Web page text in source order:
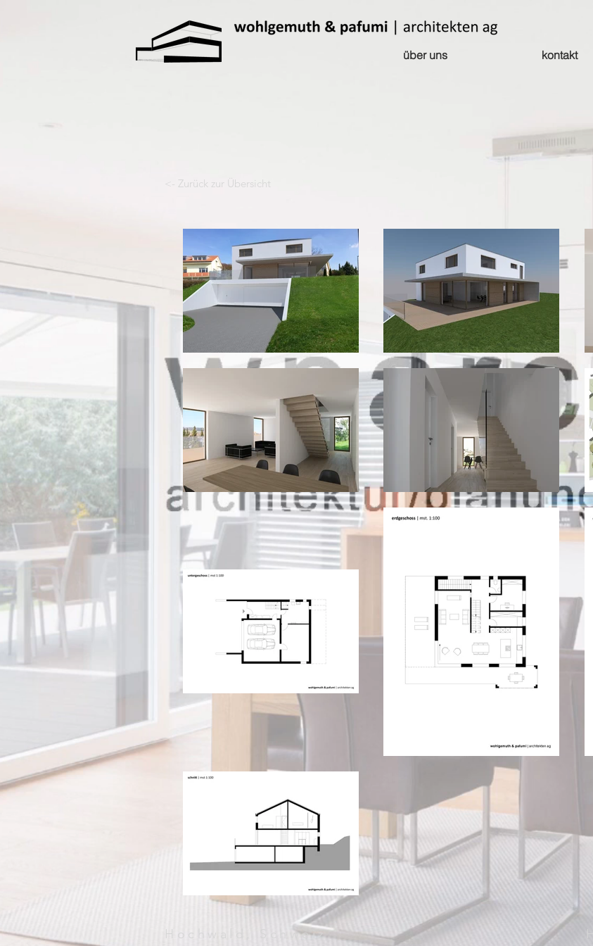
über uns kontakt
<- Zurück zur Übersicht
Hochwald, Schweiz